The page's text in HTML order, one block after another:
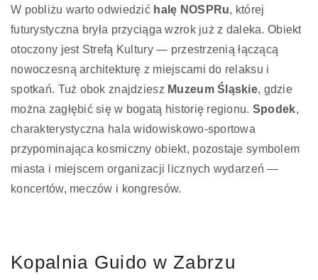
W pobliżu warto odwiedzić halę NOSPRu, której
futurystyczna bryła przyciąga wzrok już z daleka. Obiekt
otoczony jest Strefą Kultury — przestrzenią łączącą
nowoczesną architekturę z miejscami do relaksu i
spotkań. Tuż obok znajdziesz Muzeum Śląskie, gdzie
można zagłębić się w bogatą historię regionu. Spodek,
charakterystyczna hala widowiskowo-sportowa
przypominająca kosmiczny obiekt, pozostaje symbolem
miasta i miejscem organizacji licznych wydarzeń —
koncertów, meczów i kongresów.
Kopalnia Guido w Zabrzu